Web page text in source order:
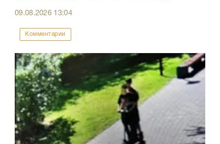
09.08.2026 13:04
Комментарии